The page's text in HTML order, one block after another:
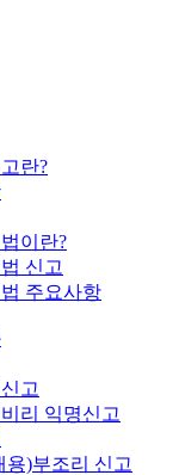
란?
이란?
신고
주요사항
고
리 익명신고
용)부조리 신고